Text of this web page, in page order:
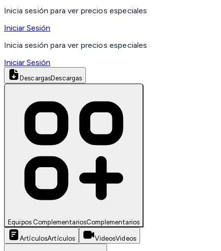
Inicia sesión para ver precios especiales
Iniciar Sesión
Inicia sesión para ver precios especiales
Iniciar Sesión
DescargasDescargas
Equipos ComplementariosComplementarios
ArtículosArtículos VideosVideos